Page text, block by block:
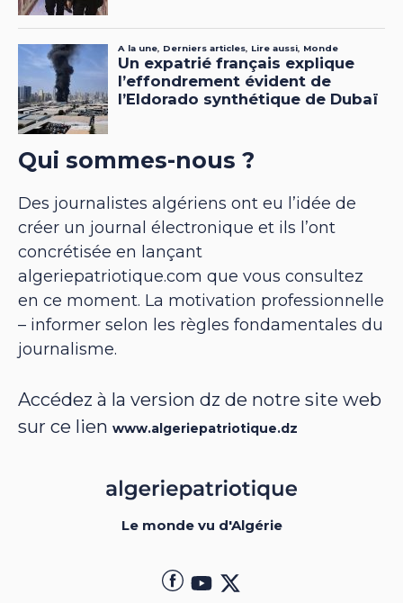
Qui sommes-nous ?
Des journalistes algériens ont eu l’idée de
créer un journal électronique et ils l’ont
concrétisée en lançant
algeriepatriotique.com que vous consultez
en ce moment. La motivation professionnelle
– informer selon les règles fondamentales du
journalisme.
Accédez à la version dz de notre site web
sur ce lien www.algeriepatriotique.dz
Le monde vu d'Algérie